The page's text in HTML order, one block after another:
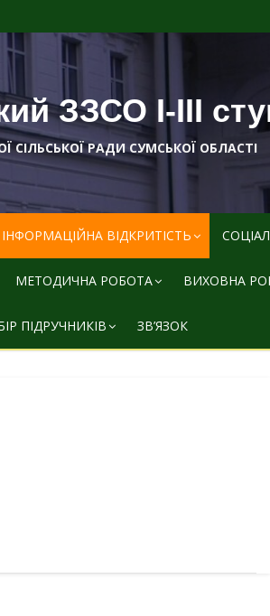
ЗЗСО І-ІІІ
СІЛЬСЬКОЇ РАДИ СУМСЬКОЇ ОБЛАСТІ
ВІДКРИТІСТЬ
МЕТОДИЧНА РОБОТА ВИХОВНА
ПІДРУЧНИКІВ ЗВ’ЯЗОК